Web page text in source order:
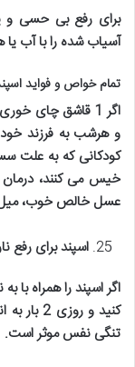
برای رفع بی حسی و
آسیاب شده را با آب یا
تمام خواص و فواید
و هرشب به فرزند
کودکانی که به علت
عسل خالص خوب، میل
اسپند برای رفع
اگر اسپند را همراه
کنید و روزی 2 بار به اندازه
تنگی نفس موثر است.